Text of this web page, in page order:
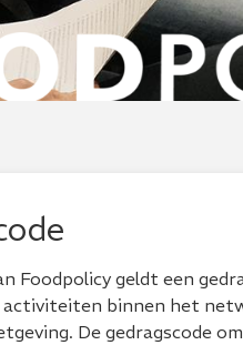
Foodpolicy geldt een
binnen het
De gedragscode